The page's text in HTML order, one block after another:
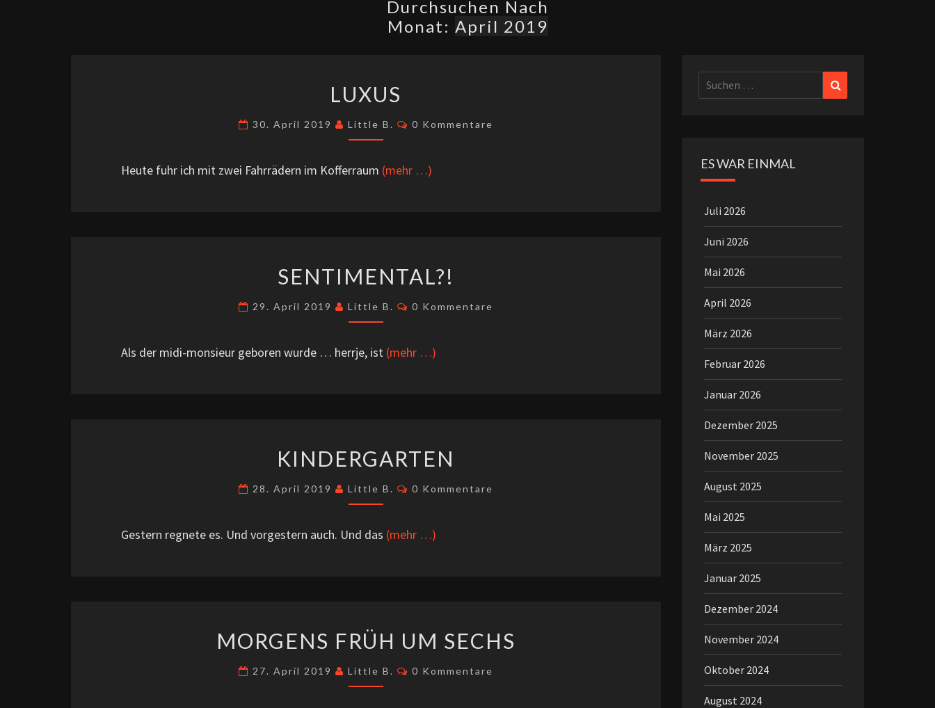
Durchsuchen Nach
Monat: April 2019
LUXUS
30. April 2019 Little B. Kommentare
0 Kommentare
Heute fuhr ich mit zwei Fahrrädern im Kofferraum (mehr …)
SENTIMENTAL?!
29. April 2019 Little B. Kommentare
0 Kommentare
Als der midi-monsieur geboren wurde … herrje, ist (mehr …)
KINDERGARTEN
28. April 2019 Little B. Kommentare
0 Kommentare
Gestern regnete es. Und vorgestern auch. Und das (mehr …)
FRÜH
UM
SECHS
MORGENS FRÜH UM SECHS
27. April 2019 Little B. Kommentare
0 Kommentare
Suchen
nach:
ES WAR EINMAL
Juli 2026
Juni 2026
Mai 2026
April 2026
März 2026
Februar 2026
Januar 2026
Dezember 2025
November 2025
August 2025
Mai 2025
März 2025
Januar 2025
Dezember 2024
November 2024
Oktober 2024
August 2024